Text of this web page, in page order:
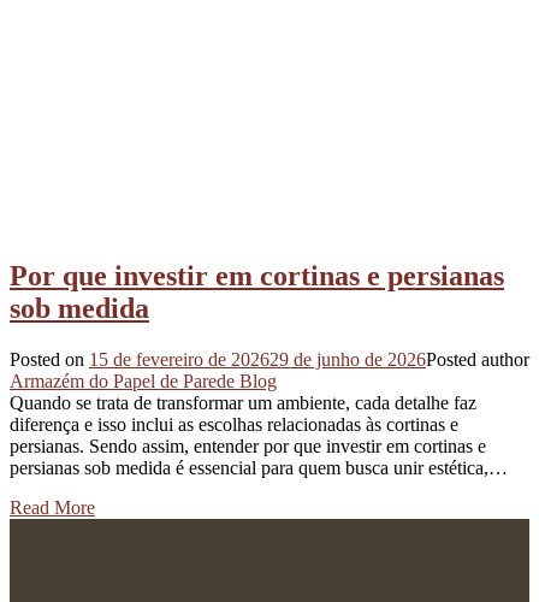
Por que investir em cortinas e persianas
sob medida
Posted on 15 de fevereiro de 202629 de junho de 2026Posted author
Armazém do Papel de Parede Blog
Quando se trata de transformar um ambiente, cada detalhe faz
diferença e isso inclui as escolhas relacionadas às cortinas e
persianas. Sendo assim, entender por que investir em cortinas e
persianas sob medida é essencial para quem busca unir estética,…
Read More